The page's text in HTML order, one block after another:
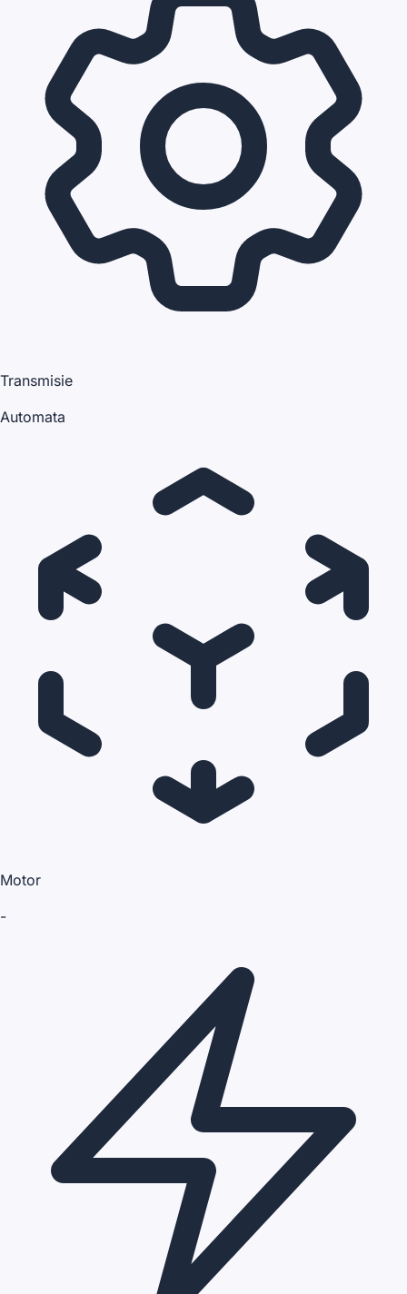
Transmisie
Automata
Motor
-